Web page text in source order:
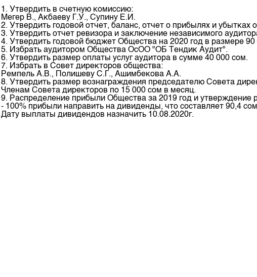
Участники торгов
Наши партнеры
Cтратегия развития
Корпоративные документы
Контакты
25 лет ЗАО КФБ
1. Утвердить в счетную комиссию:
Мегер В., Акбаеву Г.У., Супину Е.И.
2. Утвердить годовой отчет, баланс, отчет о прибылях и убытках
3. Утвердить отчет ревизора и заключение независимого
4. Утвердить годовой бюджет Общества на 2020 год в размере 90
5. Избрать аудитором Общества ОсОО "ОБ Тендик Аудит".
6. Утвердить размер оплаты услуг аудитора в сумме 40 000 сом.
7. Избрать в Совет директоров общества:
Ремпель А.В., Полишеву С.Г., Ашимбекова А.А.
8. Утвердить размер вознаграждения председателю Совета
Членам Совета директоров по 15 000 сом в месяц.
9. Распределение прибыли Общества за 2019 год и
- 100% прибыли направить на дивиденды, что составляет 90,4
Дату выплаты дивидендов назначить 10.08.2020г.